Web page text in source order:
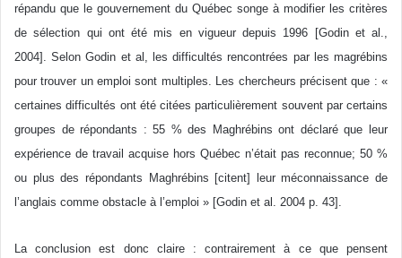
répandu que le gouvernement du Québec songe à modifier les critères
de sélection qui ont été mis en vigueur depuis 1996 [Godin et al.,
2004]. Selon Godin et al, les difficultés rencontrées par les magrébins
pour trouver un emploi sont multiples. Les chercheurs précisent que : «
certaines difficultés ont été citées particulièrement souvent par certains
groupes de répondants : 55 % des Maghrébins ont déclaré que leur
expérience de travail acquise hors Québec n’était pas reconnue; 50 %
ou plus des répondants Maghrébins [citent] leur méconnaissance de
l’anglais comme obstacle à l’emploi » [Godin et al. 2004 p. 43].
La conclusion est donc claire : contrairement à ce que pensent